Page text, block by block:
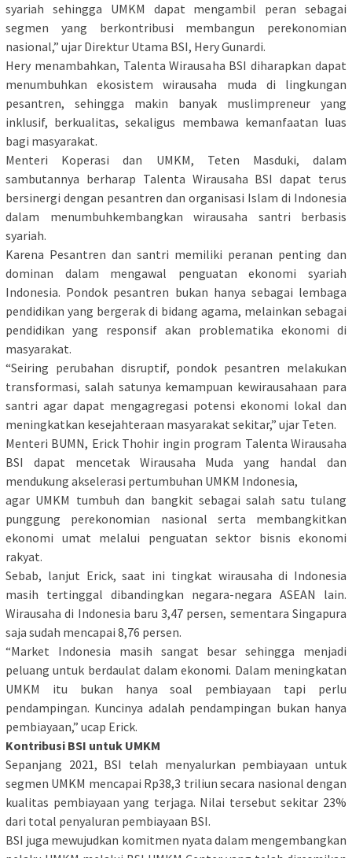
syariah sehingga UMKM dapat mengambil peran sebagai
segmen yang berkontribusi membangun perekonomian
nasional,” ujar Direktur Utama BSI, Hery Gunardi.
Hery menambahkan, Talenta Wirausaha BSI diharapkan dapat
menumbuhkan ekosistem wirausaha muda di lingkungan
pesantren, sehingga makin banyak muslimpreneur yang
inklusif, berkualitas, sekaligus membawa kemanfaatan luas
bagi masyarakat.
Menteri Koperasi dan UMKM, Teten Masduki, dalam
sambutannya berharap Talenta Wirausaha BSI dapat terus
bersinergi dengan pesantren dan organisasi Islam di Indonesia
dalam menumbuhkembangkan wirausaha santri berbasis
syariah.
Karena Pesantren dan santri memiliki peranan penting dan
dominan dalam mengawal penguatan ekonomi syariah
Indonesia. Pondok pesantren bukan hanya sebagai lembaga
pendidikan yang bergerak di bidang agama, melainkan sebagai
pendidikan yang responsif akan problematika ekonomi di
masyarakat.
“Seiring perubahan disruptif, pondok pesantren melakukan
transformasi, salah satunya kemampuan kewirausahaan para
santri agar dapat mengagregasi potensi ekonomi lokal dan
meningkatkan kesejahteraan masyarakat sekitar,” ujar Teten.
Menteri BUMN, Erick Thohir ingin program Talenta Wirausaha
BSI dapat mencetak Wirausaha Muda yang handal dan
mendukung akselerasi pertumbuhan UMKM Indonesia,
agar UMKM tumbuh dan bangkit sebagai salah satu tulang
punggung perekonomian nasional serta membangkitkan
ekonomi umat melalui penguatan sektor bisnis ekonomi
rakyat.
Sebab, lanjut Erick, saat ini tingkat wirausaha di Indonesia
masih tertinggal dibandingkan negara-negara ASEAN lain.
Wirausaha di Indonesia baru 3,47 persen, sementara Singapura
saja sudah mencapai 8,76 persen.
“Market Indonesia masih sangat besar sehingga menjadi
peluang untuk berdaulat dalam ekonomi. Dalam meningkatan
UMKM itu bukan hanya soal pembiayaan tapi perlu
pendampingan. Kuncinya adalah pendampingan bukan hanya
pembiayaan,” ucap Erick.
Kontribusi BSI untuk UMKM
Sepanjang 2021, BSI telah menyalurkan pembiayaan untuk
segmen UMKM mencapai Rp38,3 triliun secara nasional dengan
kualitas pembiayaan yang terjaga. Nilai tersebut sekitar 23%
dari total penyaluran pembiayaan BSI.
BSI juga mewujudkan komitmen nyata dalam mengembangkan